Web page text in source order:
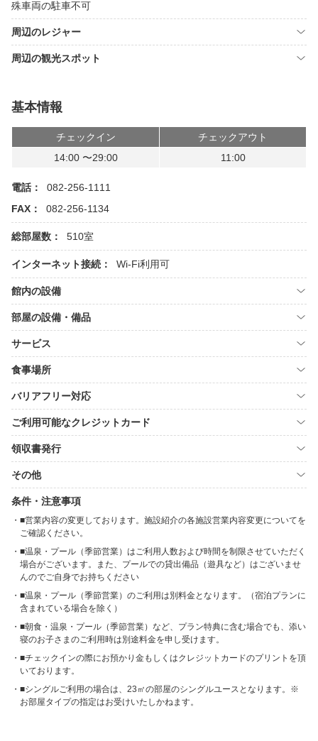
殊車両の駐車不可
周辺のレジャー
周辺の観光スポット
基本情報
チェックイン
チェックアウト
14:00 〜29:00
11:00
電話：
082-256-1111
FAX：
082-256-1134
総部屋数： 510室
インターネット接続： Wi-Fi利用可
館内の設備
部屋の設備・備品
サービス
食事場所
バリアフリー対応
ご利用可能なクレジットカード
領収書発行
その他
条件・注意事項
■営業内容の変更しております。施設紹介の各施設営業内容変更についてを
ご確認ください。
■温泉・プール（季節営業）はご利用人数および時間を制限させていただく
場合がございます。また、プールでの貸出備品（遊具など）はございませ
んのでご自身でお持ちください
■温泉・プール（季節営業）のご利用は別料金となります。（宿泊プランに
含まれている場合を除く）
■朝食・温泉・プール（季節営業）など、プラン特典に含む場合でも、添い
寝のお子さまのご利用時は別途料金を申し受けます。
■チェックインの際にお預かり金もしくはクレジットカードのプリントを頂
いております。
■シングルご利用の場合は、23㎡の部屋のシングルユースとなります。※
お部屋タイプの指定はお受けいたしかねます。